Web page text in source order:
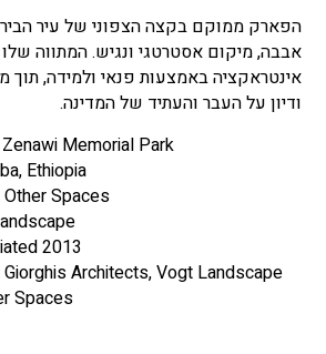
הפארק ממוקם בקצה הצפוני של עיר
אבבה, מיקום אסטרטגי ונגיש. המתווה
אינטראקציה באמצעות פנאי ולמידה, תוך
ודיון על העבר והעתיד של המדינה.
Memorial Park
Ethiopia
Spaces
2013
Architects, Vogt Landscape
Spaces